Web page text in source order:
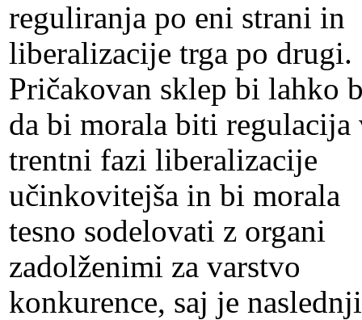
reguliranja po eni strani in
liberalizacije trga po drugi.
Pričakovan sklep bi lahko
da bi morala biti regulacija
trentni fazi liberalizacije
učinkovitejša in bi morala
tesno sodelovati z organi
zadolženimi za varstvo
konkurence, saj je naslednji